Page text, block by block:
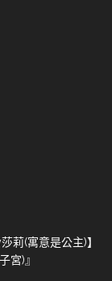
莉(寓意是公主)】
宮)』